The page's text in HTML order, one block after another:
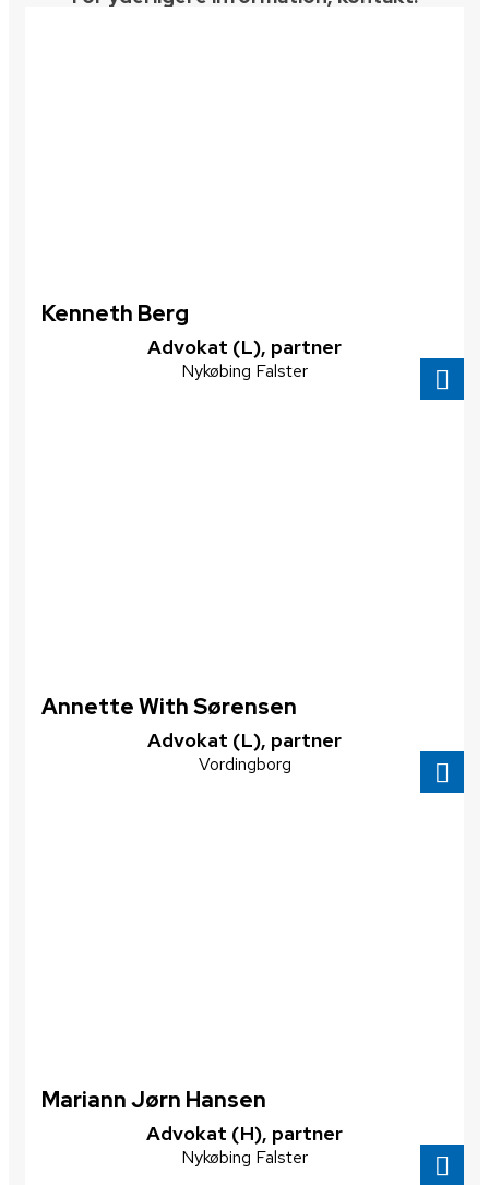
Kenneth Berg
​Advokat (L), partner
Nykøbing Falster
Annette With Sørensen
​Advokat (L), partner
Vordingborg
Mariann Jørn Hansen
​Advokat (H), partner
Nykøbing Falster